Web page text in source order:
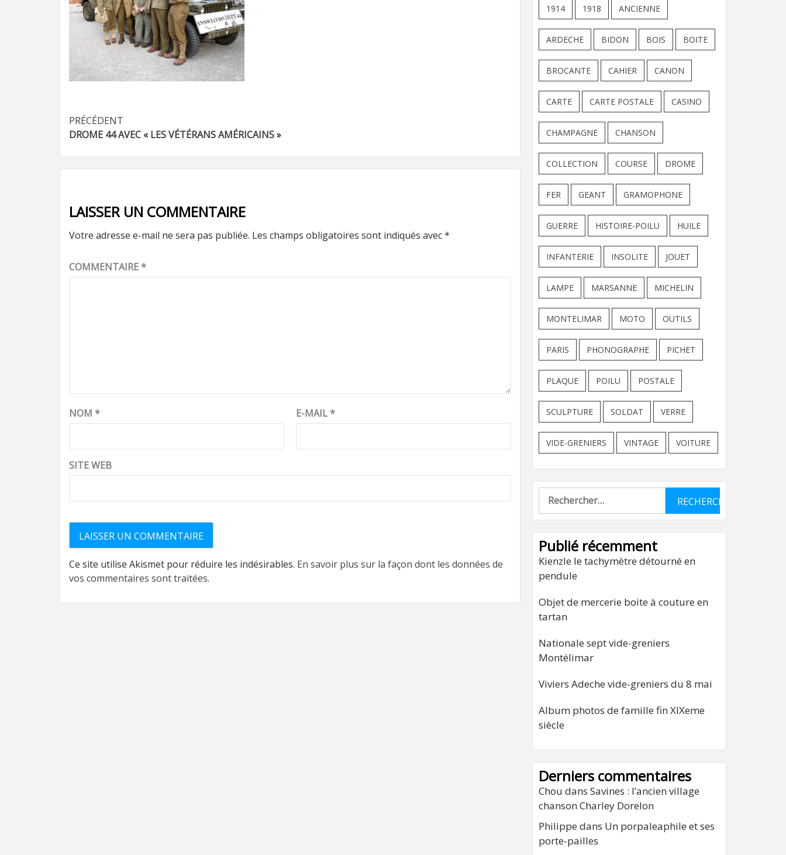
Navigation
d’article
PRÉCÉDENT
DROME 44 AVEC « LES VÉTÉRANS AMÉRICAINS »
LAISSER UN COMMENTAIRE
Votre adresse e-mail ne sera pas publiée. Les champs obligatoires sont indiqués avec*
COMMENTAIRE*
NOM * E-MAIL*
SITE WEB
Ce site utilise Akismet pour réduire les indésirables. En savoir plus sur la façon dont les données de
vos commentaires sont traitées.
1914 1918 ANCIENNE
ARDECHE BIDON BOIS BOITE
BROCANTE CAHIER CANON
CARTE CARTE POSTALE CASINO
CHAMPAGNE CHANSON
COLLECTION COURSE DROME
FER GEANT GRAMOPHONE
GUERRE HISTOIRE-POILU HUILE
INFANTERIE INSOLITE JOUET
LAMPE MARSANNE MICHELIN
MONTELIMAR MOTO OUTILS
PARIS PHONOGRAPHE PICHET
PLAQUE POILU POSTALE
SCULPTURE SOLDAT VERRE
VIDE-GRENIERS VINTAGE VOITURE
Rechercher :
Publié récemment
Kienzle le tachymètre détourné en
pendule
Objet de mercerie boite à couture en
tartan
Nationale sept vide-greniers
Montélimar
Viviers Adeche vide-greniers du 8 mai
Album photos de famille fin XIXeme
siècle
Derniers commentaires
Chou dans Savines : l’ancien village
chanson Charley Dorelon
Philippe dans Un porpaleaphile et ses
porte-pailles